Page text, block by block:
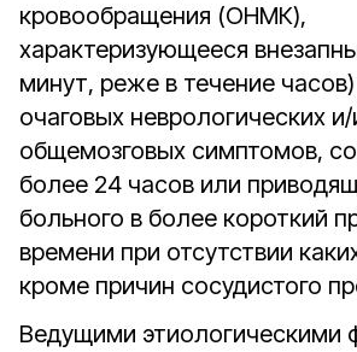
кровообращения (ОНМК),
характеризующееся
минут, реже в течение
очаговых неврологических
общемозговых симптомов,
более 24 часов или
больного в более короткий
времени при отсутствии
кроме причин сосудистого
Ведущими этиологическими